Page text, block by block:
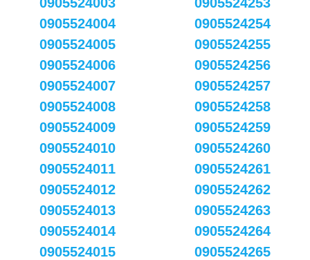
0905524004
0905524005
0905524006
0905524007
0905524008
0905524009
0905524010
0905524011
0905524012
0905524013
0905524014
0905524015
0905524254
0905524255
0905524256
0905524257
0905524258
0905524259
0905524260
0905524261
0905524262
0905524263
0905524264
0905524265